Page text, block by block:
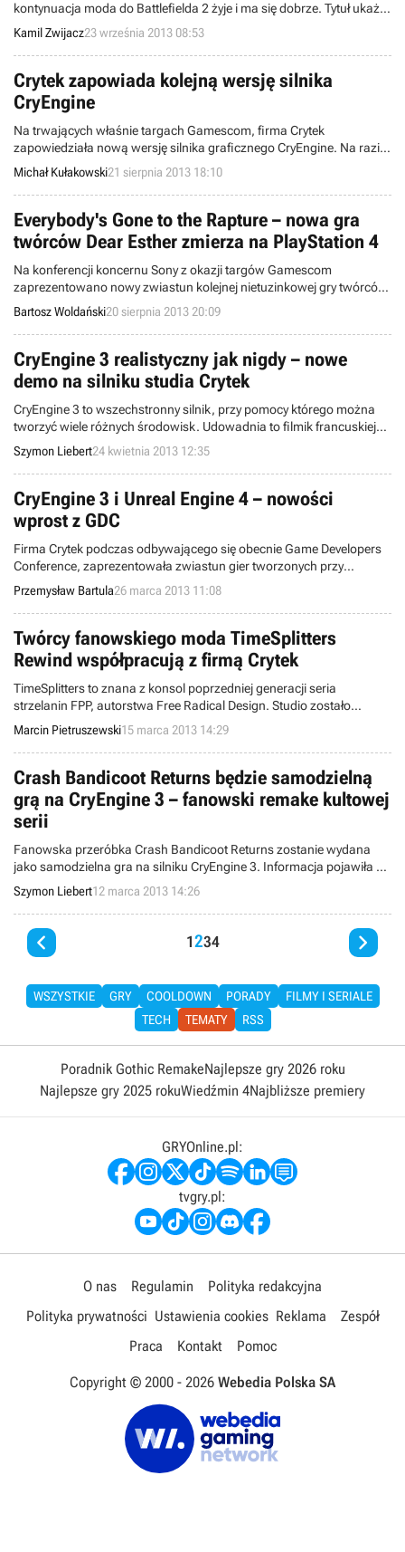
kontynuacja moda do Battlefielda 2 żyje i ma się dobrze. Tytuł ukaże
się na komputerach PC i będzie pełnoprawną, darmową produkcją.
Kamil Zwijacz23 września 2013 08:53
Crytek zapowiada kolejną wersję silnika
CryEngine
Na trwających właśnie targach Gamescom, firma Crytek
zapowiedziała nową wersję silnika graficznego CryEngine. Na razie
nie znamy żadnych konkretnych technicznych szczegółów, ale
producent zapewnia, że będzie ona współpracowała z
najważniejszymi platformami sprzętowymi.
Michał Kułakowski21 sierpnia 2013 18:10
Everybody's Gone to the Rapture – nowa gra
twórców Dear Esther zmierza na PlayStation 4
Na konferencji koncernu Sony z okazji targów Gamescom
zaprezentowano nowy zwiastun kolejnej nietuzinkowej gry twórców
Dear Esther – Everybody's Gone to the Rapture. Niestety, poza
enigmatycznymi scenami z rozgrywki i zapowiedzią tytułu na
PlayStation 4 nie ujawniono żadnych świeżych informacji.
Bartosz Woldański20 sierpnia 2013 20:09
CryEngine 3 realistyczny jak nigdy – nowe
demo na silniku studia Crytek
CryEngine 3 to wszechstronny silnik, przy pomocy którego można
tworzyć wiele różnych środowisk. Udowadnia to filmik francuskiej
firmy Enodo, zajmującej się realizowaniem wirtualnych przestrzeni
dla zastosowań biznesowych.
Szymon Liebert24 kwietnia 2013 12:35
CryEngine 3 i Unreal Engine 4 – nowości
wprost z GDC
Firma Crytek podczas odbywającego się obecnie Game Developers
Conference, zaprezentowała zwiastun gier tworzonych przy
wykorzystaniu jej najnowszego silnika – CryEngine 3. Podobnie
postąpili deweloperzy z Epic Studios, upubliczniając teaser silnika
Unreal Engine 4.
Przemysław Bartula26 marca 2013 11:08
Twórcy fanowskiego moda TimeSplitters
Rewind współpracują z firmą Crytek
TimeSplitters to znana z konsol poprzedniej generacji seria
strzelanin FPP, autorstwa Free Radical Design. Studio zostało
przejęte w 2009 roku przez firmę Crytek, która nie była
zainteresowana kontynuowaniem cyklu. Fani gry wzięli więc sprawy
w swoje ręce i sami tworzą czwartą część TimeSplitters,
współpracując przy tym z deweloperami oryginału.
Marcin Pietruszewski15 marca 2013 14:29
Crash Bandicoot Returns będzie samodzielną
grą na CryEngine 3 – fanowski remake kultowej
serii
Fanowska przeróbka Crash Bandicoot Returns zostanie wydana
jako samodzielna gra na silniku CryEngine 3. Informacja pojawiła się
na stronie projektu, który wystartował kilkanaście miesięcy temu jak
mod do Crysisa.
Szymon Liebert12 marca 2013 14:26
 1234 
WSZYSTKIE GRY COOLDOWN PORADY
FILMY I SERIALE
TECH
TEMATY RSS
Poradnik Gothic RemakeNajlepsze gry 2026 roku
Najlepsze gry 2025 rokuWiedźmin 4Najbliższe premiery
GRYOnline.pl:
tvgry.pl:
O nas Regulamin
Polityka redakcyjna
Polityka prywatności Ustawienia cookies Reklama
Zespół
Praca
Kontakt Pomoc
Copyright © 2000 - 2026 Webedia Polska SA